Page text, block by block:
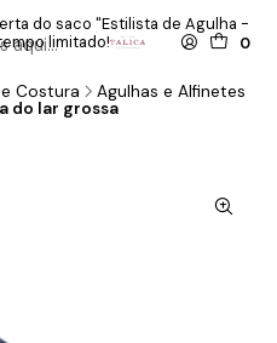
0
do saco "Estilista de Agulha -
limitado!
Costura
Agulhas e Alfinetes
do lar grossa